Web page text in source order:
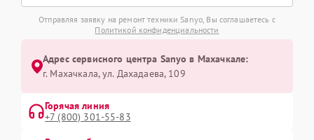
Отправляя заявку на ремонт техники Sanyo, Вы соглашаетесь с
Политикой конфиденциальности
Адрес сервисного центра Sanyo в Махачкале:
г. Махачкала, ул. Дахадаева, 109
Горячая линия
+7 (800) 301-55-83